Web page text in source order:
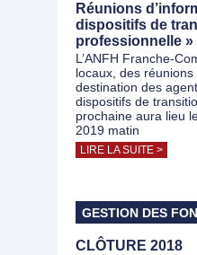
Réunions
dispositifs de
professionnelle »
L’ANFH Franche-
locaux, des réunions
destination des
dispositifs de
prochaine aura lieu
2019 matin
LIRE LA SUITE >
GESTION DES
CLÔTURE 2018